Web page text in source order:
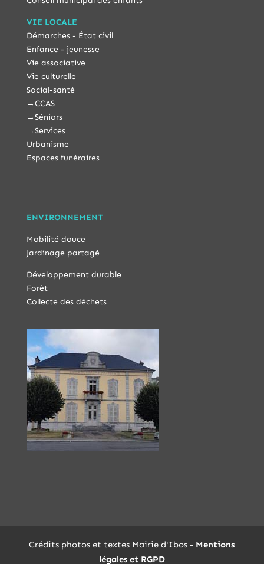
VIE LOCALE
Démarches - État civil
Enfance - jeunesse
Vie associative
Vie culturelle
Social-santé
→CCAS
→Séniors
→Services
Urbanisme
Espaces funéraires
ENVIRONNEMENT
Mobilité douce
Jardinage partagé
Développement durable
Forêt
Collecte des déchets
Crédits photos et textes Mairie d'Ibos - Mentions
légales et RGPD